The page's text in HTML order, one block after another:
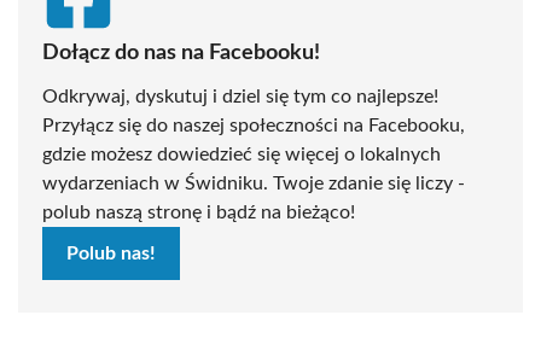
Dołącz do nas na Facebooku!
Odkrywaj, dyskutuj i dziel się tym co najlepsze!
Przyłącz się do naszej społeczności na Facebooku,
gdzie możesz dowiedzieć się więcej o lokalnych
wydarzeniach w Świdniku. Twoje zdanie się liczy -
polub naszą stronę i bądź na bieżąco!
Polub nas!